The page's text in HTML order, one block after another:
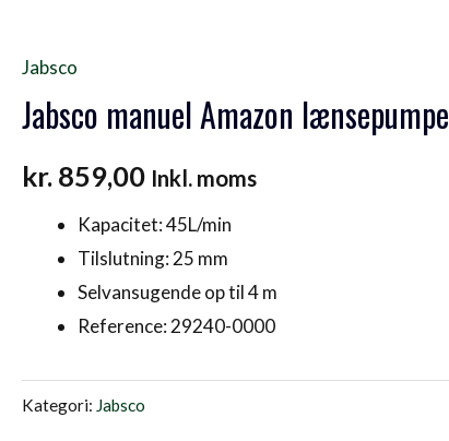
Jabsco
Jabsco manuel Amazon lænsepumpe
kr. 859,00 Inkl. moms
Kapacitet: 45L/min
Tilslutning: 25 mm
Selvansugende op til 4 m
Reference: 29240-0000
Jabsco
manuel
lænsepumpe
Kategori: Jabsco